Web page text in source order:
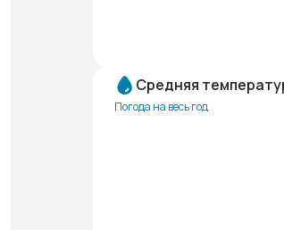
Средняя
Погода на весь год